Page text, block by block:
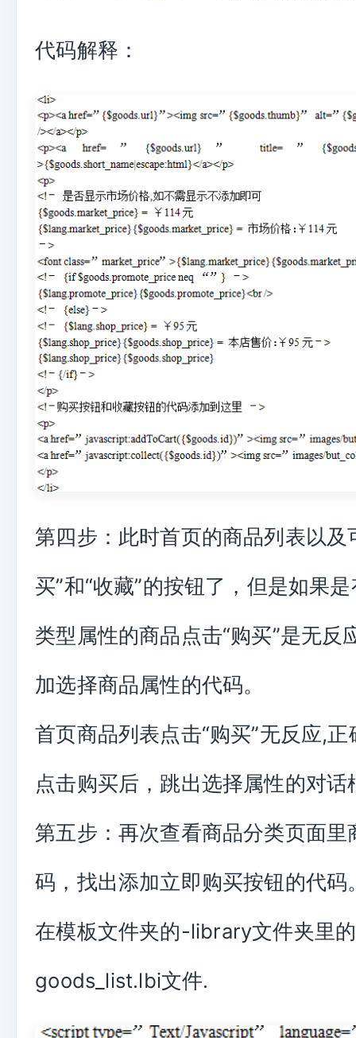
代码解释：
第四步：此时首页的商品列表以及
买”和“收藏”的按钮了，但是如果
类型属性的商品点击“购买”是无反
加选择商品属性的代码。
首页商品列表点击“购买”无反应,
点击购买后，跳出选择属性的对话
第五步：再次查看商品分类页面里
码，找出添加立即购买按钮的代码
在模板文件夹的-library文件夹里的
goods_list.lbi文件.